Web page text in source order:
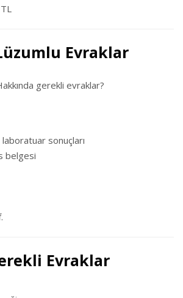
Evraklar
gerekli evraklar?
sonuçları
belgesi
Evraklar